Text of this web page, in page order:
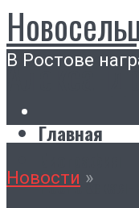
Главная
В Ростове
Новости »